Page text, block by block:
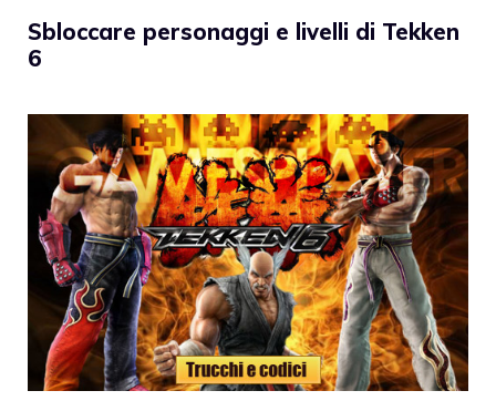
Sbloccare personaggi e livelli di Tekken
6